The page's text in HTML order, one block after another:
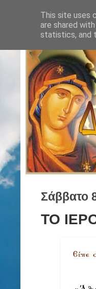
Σάββατο
ΤΟ
This site uses
are shared
statistics, and